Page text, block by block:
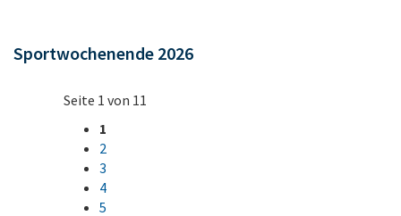
Sportwochenende 2026
Seite 1 von 11
1
2
3
4
5